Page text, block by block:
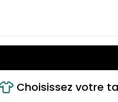
Choisissez votre